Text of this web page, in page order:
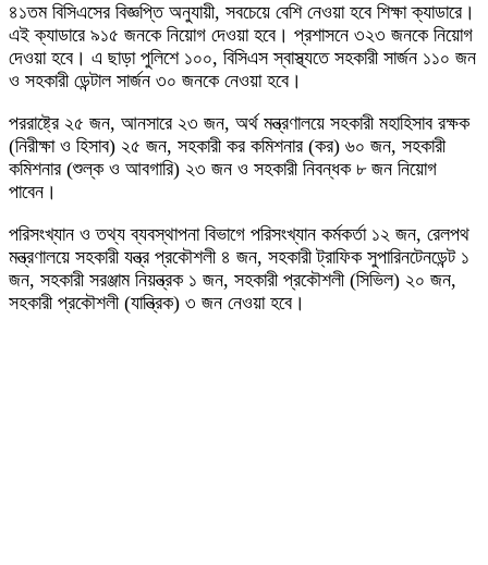
৪১তম বিসিএসের বিজ্ঞপ্তি অনুযায়ী, সবচেয়ে বেশি নেওয়া হবে শিক্ষা ক্যাডারে।
এই ক্যাডারে ৯১৫ জনকে নিয়োগ দেওয়া হবে। প্রশাসনে ৩২৩ জনকে নিয়োগ
দেওয়া হবে। এ ছাড়া পুলিশে ১০০, বিসিএস স্বাস্থ্যতে সহকারী সার্জন ১১০ জন
ও সহকারী ডেন্টাল সার্জন ৩০ জনকে নেওয়া হবে।
পররাষ্ট্রে ২৫ জন, আনসারে ২৩ জন, অর্থ মন্ত্রণালয়ে সহকারী মহাহিসাব রক্ষক
(নিরীক্ষা ও হিসাব) ২৫ জন, সহকারী কর কমিশনার (কর) ৬০ জন, সহকারী
কমিশনার (শুল্ক ও আবগারি) ২৩ জন ও সহকারী নিবন্ধক ৮ জন নিয়োগ
পাবেন।
পরিসংখ্যান ও তথ্য ব্যবস্থাপনা বিভাগে পরিসংখ্যান কর্মকর্তা ১২ জন, রেলপথ
মন্ত্রণালয়ে সহকারী যন্ত্র প্রকৌশলী ৪ জন, সহকারী ট্রাফিক সুপারিনটেনডেন্ট ১
জন, সহকারী সরঞ্জাম নিয়ন্ত্রক ১ জন, সহকারী প্রকৌশলী (সিভিল) ২০ জন,
সহকারী প্রকৌশলী (যান্ত্রিক) ৩ জন নেওয়া হবে।